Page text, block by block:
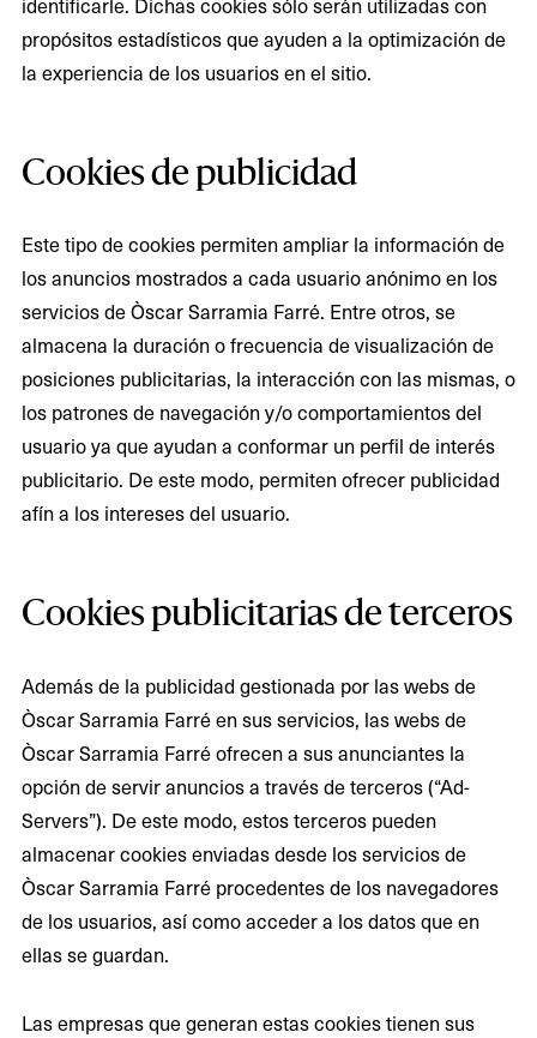
propósitos estadísticos que ayuden a la optimización de
la experiencia de los usuarios en el sitio.
Cookies de publicidad
Este tipo de cookies permiten ampliar la información de
los anuncios mostrados a cada usuario anónimo en los
servicios de Òscar Sarramia Farré. Entre otros, se
almacena la duración o frecuencia de visualización de
posiciones publicitarias, la interacción con las mismas, o
los patrones de navegación y/o comportamientos del
usuario ya que ayudan a conformar un perfil de interés
publicitario. De este modo, permiten ofrecer publicidad
afín a los intereses del usuario.
Cookies publicitarias de terceros
Además de la publicidad gestionada por las webs de
Òscar Sarramia Farré en sus servicios, las webs de
Òscar Sarramia Farré ofrecen a sus anunciantes la
opción de servir anuncios a través de terceros (“Ad-
Servers”). De este modo, estos terceros pueden
almacenar cookies enviadas desde los servicios de
Òscar Sarramia Farré procedentes de los navegadores
de los usuarios, así como acceder a los datos que en
ellas se guardan.
Las empresas que generan estas cookies tienen sus